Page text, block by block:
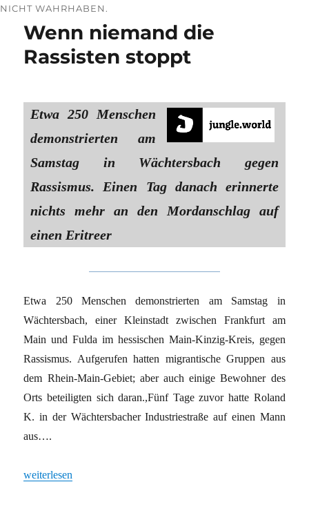
NICHT WAHRHABEN.
Wenn niemand die
Rassisten stoppt
Etwa 250 Menschen
demonstrierten am
Samstag in Wächtersbach gegen
Rassismus. Einen Tag danach erinnerte
nichts mehr an den Mordanschlag auf
einen Eritreer
Etwa 250 Menschen demonstrierten am Samstag in
Wächtersbach, einer Kleinstadt zwischen Frankfurt am
Main und Fulda im hessischen Main-Kinzig-Kreis, gegen
Rassismus. Aufgerufen hatten migrantische Gruppen aus
dem Rhein-Main-Gebiet; aber auch einige Bewohner des
Orts beteiligten sich daran.,Fünf Tage zuvor hatte Roland
K. in der Wächtersbacher Industriestraße auf einen Mann
aus….
„Wenn niemand die Rassisten stoppt“
weiterlesen